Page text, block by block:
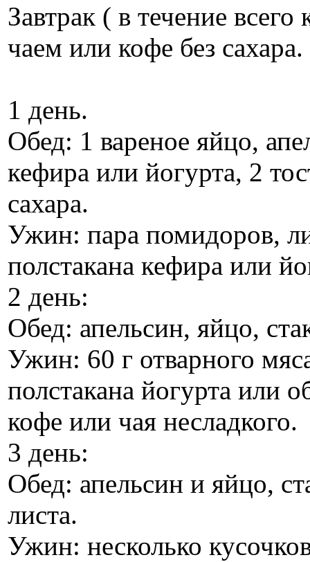
Завтрак ( в течение
чаем или кофе без сахара.
1 день.
Обед: 1 вареное яйцо,
кефира или йогурта, 2
сахара.
Ужин: пара помидоров,
полстакана кефира или
2 день:
Обед: апельсин, яйцо,
Ужин: 60 г отварного
полстакана йогурта или
кофе или чая несладкого.
3 день:
Обед: апельсин и яйцо,
листа.
Ужин: несколько